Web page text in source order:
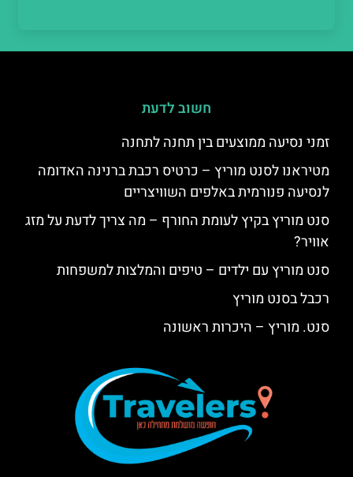
חשוב לדעת
זמני נסיעה ממוצעים בין תחנה לתחנה
מטיראנו לסנט מוריץ – כרטיס רכבת ברנינה האדומה
לנסיעה פנורמית באלפים השוויצריים
סנט מוריץ בקיץ לעומת החורף – מה צריך לדעת על מזג
אוויר?
סנט מוריץ עם ילדים – טיפים והמלצות למשפחות
רכבל בסנט מוריץ
סנט. מוריץ – היכרות ראשונה